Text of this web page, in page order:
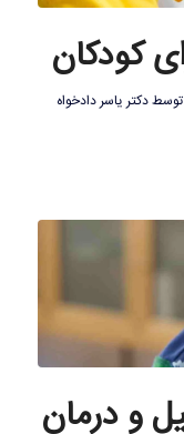
کودکان
توسطدکتر یاسر دادخواه
و درمان